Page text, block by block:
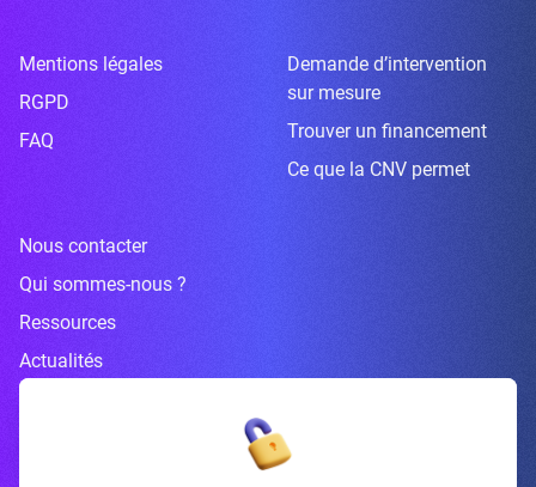
Mentions légales
RGPD
FAQ
Demande d’intervention
sur mesure
Trouver un financement
Ce que la CNV permet
Nous contacter
Qui sommes-nous ?
Ressources
Actualités
Inscrivez-vous à la newsletter